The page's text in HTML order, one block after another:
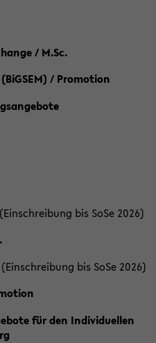
/ M.Sc.
/ Promotion
bis SoSe 2026)
bis SoSe 2026)
für den Individuellen